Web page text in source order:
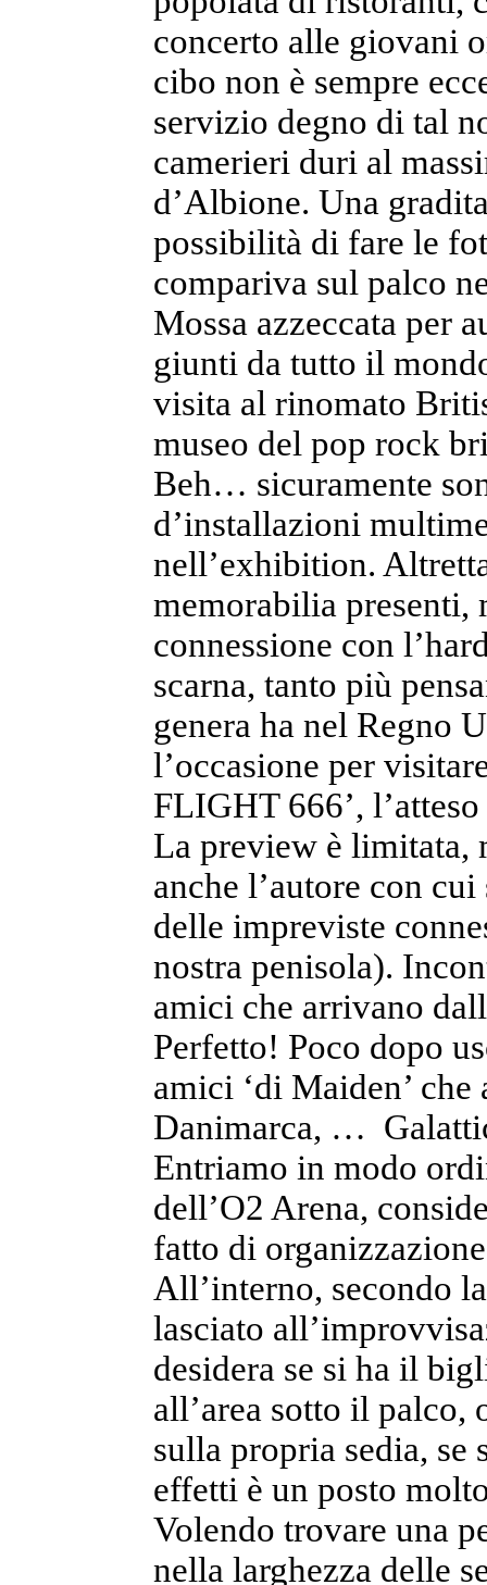
concerto alle giovani
cibo non è sempre
servizio degno di tal
camerieri duri al
d’Albione. Una
possibilità di fare le
compariva sul palco
Mossa azzeccata per
giunti da tutto il
visita al rinomato
museo del pop rock
Beh… sicuramente
d’installazioni
nell’exhibition.
memorabilia presenti,
connessione con
scarna, tanto più
genera ha nel Regno
l’occasione per
FLIGHT 666’,
La preview è limitata,
anche l’autore con
delle impreviste
nostra penisola).
amici che arrivano
Perfetto! Poco dopo
amici ‘di Maiden’
Danimarca, …
Entriamo in modo
dell’O2 Arena,
fatto di
All’interno, secondo
lasciato
desidera se si ha il
all’area sotto il palco,
sulla propria sedia, se
effetti è un posto
Volendo trovare una
nella larghezza delle